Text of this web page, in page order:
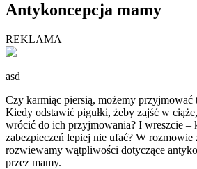
Antykoncepcja mamy
REKLAMA
asd
Czy karmiąc piersią, możemy przyjmować
Kiedy odstawić pigułki, żeby zajść w
wrócić do ich przyjmowania? I wreszcie –
zabezpieczeń lepiej nie ufać? W rozmowie
rozwiewamy wątpliwości dotyczące
przez mamy.